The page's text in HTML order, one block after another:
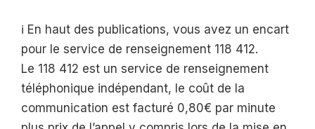
ℹ️ En haut des publications, vous avez un encart
pour le service de renseignement 118 412.
Le 118 412 est un service de renseignement
téléphonique indépendant, le coût de la
communication est facturé 0,80€ par minute